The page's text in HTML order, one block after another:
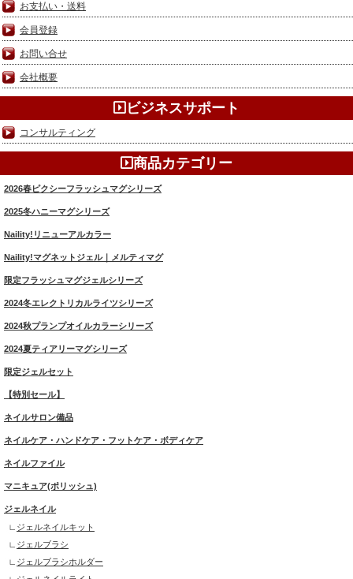
お支払い・送料
会員登録
お問い合せ
会社概要
ビジネスサポート
コンサルティング
商品カテゴリー
2026春ピクシーフラッシュマグシリーズ
2025冬ハニーマグシリーズ
Naility!リニューアルカラー
Naility!マグネットジェル｜メルティマグ
限定フラッシュマグジェルシリーズ
2024冬エレクトリカルライツシリーズ
2024秋プランプオイルカラーシリーズ
2024夏ティアリーマグシリーズ
限定ジェルセット
【特別セール】
ネイルサロン備品
ネイルケア・ハンドケア・フットケア・ボディケア
ネイルファイル
マニキュア(ポリッシュ)
ジェルネイル
ジェルネイルキット
ジェルブラシ
ジェルブラシホルダー